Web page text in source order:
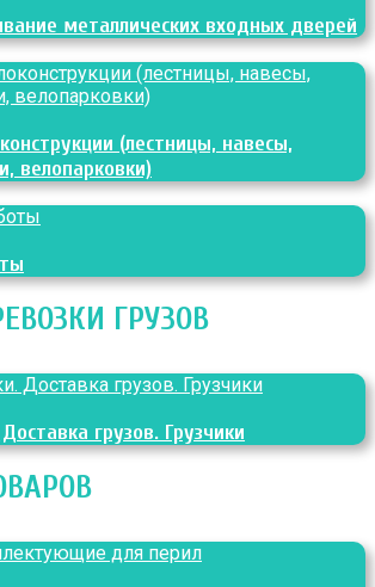
металлических входных дверей
(лестницы, навесы,
велопарковки)
ГРУЗОВ
грузов. Грузчики